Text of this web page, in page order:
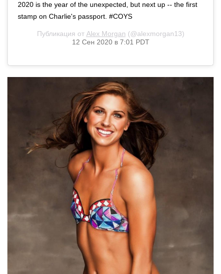
2020 is the year of the unexpected, but next up -- the first
stamp on Charlie's passport. #COYS
Публикация от Alex Morgan (@alexmorgan13)
12 Сен 2020 в 7:01 PDT